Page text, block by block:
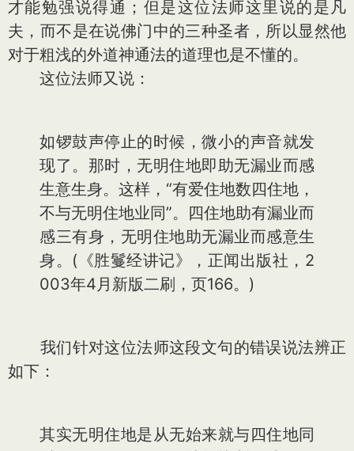
才能勉强说得通；但是这位法师这里说的是凡
夫，而不是在说佛门中的三种圣者，所以显然他
对于粗浅的外道神通法的道理也是不懂的。
这位法师又说：
如锣鼓声停止的时候，微小的声音就发
现了。那时，无明住地即助无漏业而感
生意生身。这样，“有爱住地数四住地，
不与无明住地业同”。四住地助有漏业而
感三有身，无明住地助无漏业而感意生
身。(《胜鬘经讲记》，正闻出版社，2
003年4月新版二刷，页166。)
我们针对这位法师这段文句的错误说法辨正
如下：
其实无明住地是从无始来就与四住地同